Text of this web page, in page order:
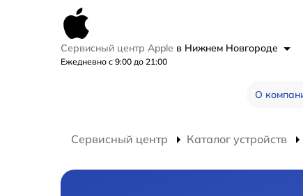
Сервисный центр Apple в Нижнем Новгороде
Ежедневно с 9:00 до 21:00
О
Сервисный центр Каталог устройств